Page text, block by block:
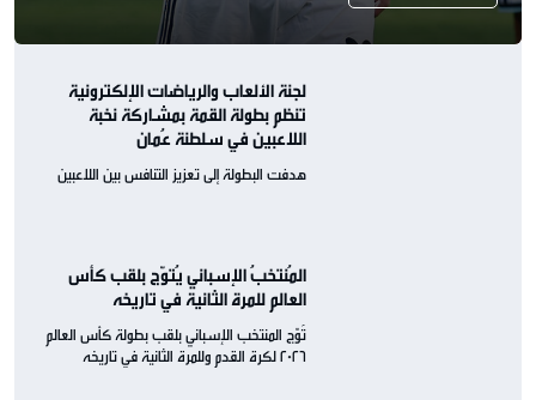
لجنة الألعاب والرياضات الإلكترونية
تنظم بطولة القمة بمشاركة نخبة
اللاعبين في سلطنة عُمان
هدفت البطولة إلى تعزيز التنافس بين اللاعبين
المُنتخبُ الإسباني يُتوّج بلقب كأس
العالم للمرة الثانية في تاريخه
تُوّج المنتخب الإسباني بلقب بطولة كأس العالم
2026 لكرة القدم وللمرة الثانية في تاريخه